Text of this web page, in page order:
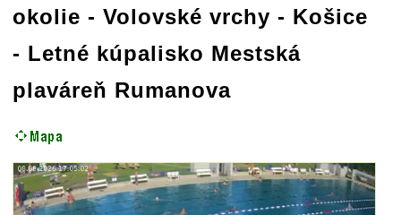
okolie - Volovské vrchy - Košice
- Letné kúpalisko Mestská
plaváreň Rumanova